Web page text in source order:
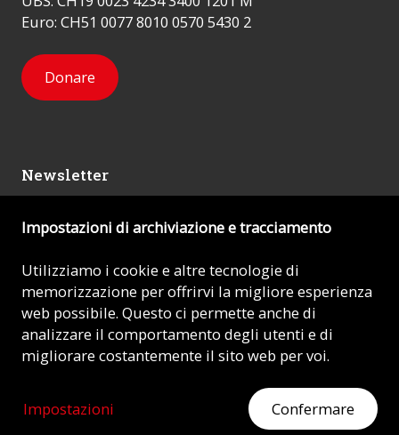
MOSTRATE IL VOSTRO CUORE
Euro: CH51 0077 8010 0570 5430 2
Donare
Newsletter
Mi iscrivo
© 2026 - AIUTO ALLA CHIESA CHE SOFFRE (ACN)
Impronta
Impostazioni di archiviazione e tracciamento
Utilizziamo i cookie e altre tecnologie di
memorizzazione per offrirvi la migliore esperienza
web possibile. Questo ci permette anche di
analizzare il comportamento degli utenti e di
migliorare costantemente il sito web per voi.
Impostazioni Confermare